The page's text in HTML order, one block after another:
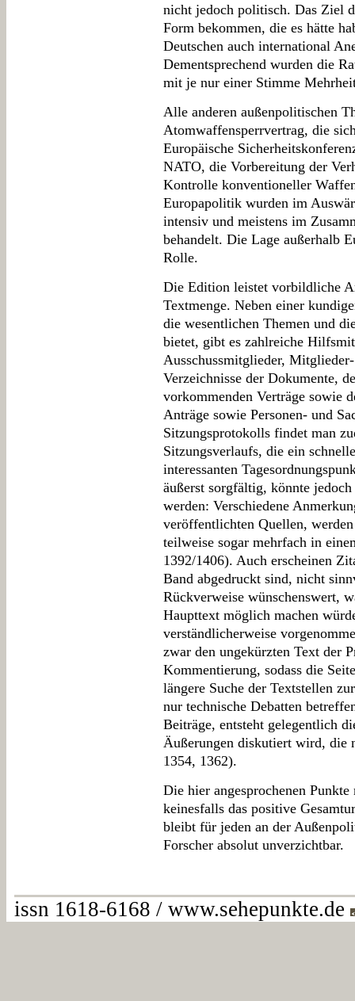
nicht jedoch politisch. Das Ziel
Form bekommen, die es hätte
Deutschen auch international
Dementsprechend wurden die
mit je nur einer Stimme
Alle anderen außenpolitischen
Atomwaffensperrvertrag, die
Europäische
NATO, die Vorbereitung der
Kontrolle konventioneller
Europapolitik wurden im
intensiv und meistens im
behandelt. Die Lage außerhalb
Rolle.
Die Edition leistet vorbildliche
Textmenge. Neben einer
die wesentlichen Themen und
bietet, gibt es zahlreiche
Ausschussmitglieder,
Verzeichnisse der Dokumente,
vorkommenden Verträge sowie
Anträge sowie Personen- und
Sitzungsprotokolls findet man
Sitzungsverlaufs, die ein
interessanten
äußerst sorgfältig, könnte
werden: Verschiedene
veröffentlichten Quellen,
teilweise sogar mehrfach in
1392/1406). Auch erscheinen
Band abgedruckt sind, nicht
Rückverweise wünschenswert,
Haupttext möglich machen
verständlicherweise
zwar den ungekürzten Text der
Kommentierung, sodass die
längere Suche der Textstellen
nur technische Debatten
Beiträge, entsteht gelegentlich
Äußerungen diskutiert wird, die
1354, 1362).
Die hier angesprochenen
keinesfalls das positive
bleibt für jeden an der
Forscher absolut unverzichtbar.
issn 1618-6168 / www.sehepunkte.de